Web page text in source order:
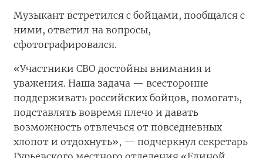
Музыкант встретился с бойцами, пообщался с
ними, ответил на вопросы,
сфотографировался.
«Участники СВО достойны внимания и
уважения. Наша задача — всесторонне
поддерживать российских бойцов, помогать,
подставлять вовремя плечо и давать
возможность отвлечься от повседневных
хлопот и отдохнуть», — подчеркнул секретарь